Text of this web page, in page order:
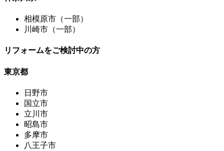
相模原市（一部）
川崎市（一部）
リフォームをご検討中の方
東京都
日野市
国立市
立川市
昭島市
多摩市
八王子市